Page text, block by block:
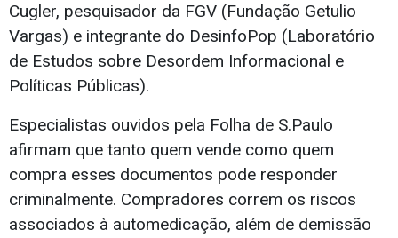
Cugler, pesquisador da FGV (Fundação Getulio
Vargas) e integrante do DesinfoPop (Laboratório
de Estudos sobre Desordem Informacional e
Políticas Públicas).
Especialistas ouvidos pela Folha de S.Paulo
afirmam que tanto quem vende como quem
compra esses documentos pode responder
criminalmente. Compradores correm os riscos
associados à automedicação, além de demissão